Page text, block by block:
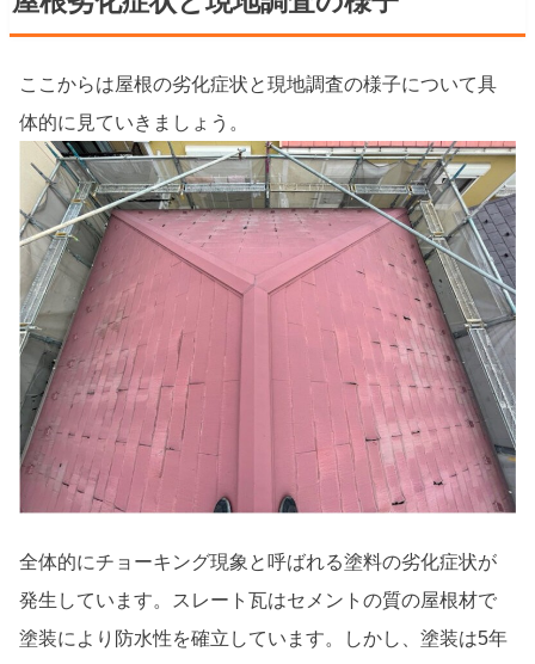
ここからは屋根の劣化症状と現地調査の様子について具
体的に見ていきましょう。
全体的にチョーキング現象と呼ばれる塗料の劣化症状が
発生しています。スレート瓦はセメントの質の屋根材で
塗装により防水性を確立しています。しかし、塗装は5年